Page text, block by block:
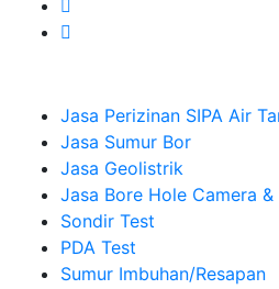
Jasa Perizinan SIPA Air
Jasa Sumur Bor
Jasa Geolistrik
Jasa Bore Hole Camera &
Sondir Test
PDA Test
Sumur Imbuhan/Resapan